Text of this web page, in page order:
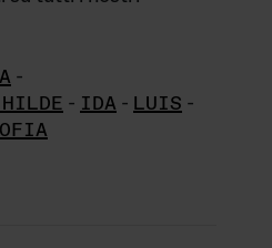
-
- IDA - LUIS -